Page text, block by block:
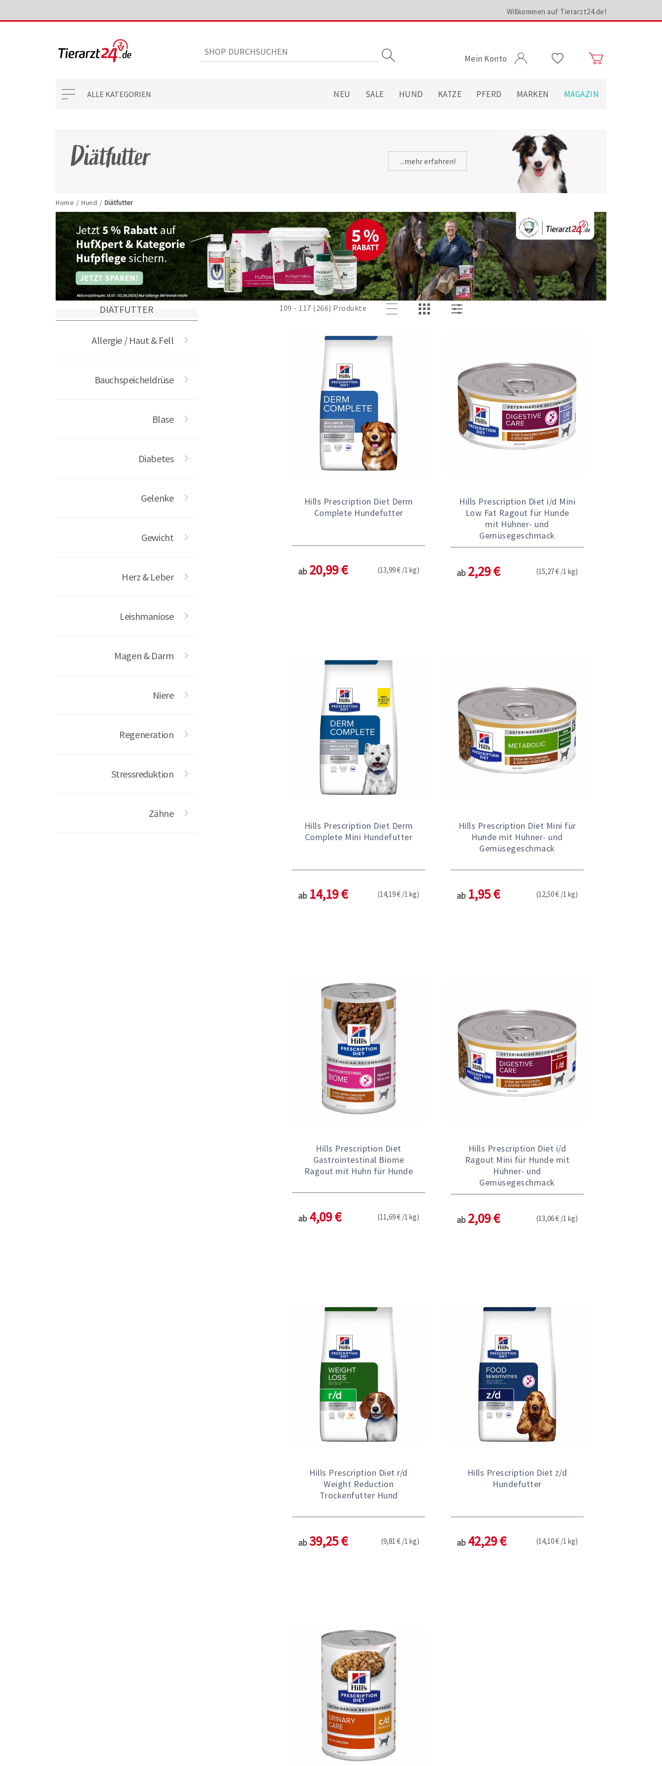
Willkommen auf Tierarzt24.de!
Mein Konto
ALLE KATEGORIEN NEU SALE HUND KATZE PFERD MARKEN MAGAZIN
Home / Hund / Diätfutter
DIÄTFUTTER
Allergie / Haut & Fell
Bauchspeicheldrüse
Blase
Diabetes
Gelenke
Gewicht
Herz & Leber
Leishmaniose
Magen & Darm
Niere
Regeneration
Stressreduktion
Zähne
Diätfutter ...mehr erfahren!
109 - 117 (266) Produkte
Hills Prescription Diet Derm
Complete Hundefutter
ab 20,99 € (13,99 € /1 kg)
Hills Prescription Diet i/d Mini
Low Fat Ragout für Hunde
mit Hühner- und
Gemüsegeschmack
ab 2,29 € (15,27 € /1 kg)
Hills Prescription Diet Derm
Complete Mini Hundefutter
ab 14,19 € (14,19 € /1 kg)
Hills Prescription Diet Mini für
Hunde mit Hühner- und
Gemüsegeschmack
ab 1,95 € (12,50 € /1 kg)
Hills Prescription Diet
Gastrointestinal Biome
Ragout mit Huhn für Hunde
ab 4,09 € (11,69 € /1 kg)
Hills Prescription Diet i/d
Ragout Mini für Hunde mit
Hühner- und
Gemüsegeschmack
ab 2,09 € (13,06 € /1 kg)
Hills Prescription Diet r/d
Weight Reduction
Trockenfutter Hund
ab 39,25 € (9,81 € /1 kg)
Hills Prescription Diet z/d
Hundefutter
ab 42,29 € (14,10 € /1 kg)